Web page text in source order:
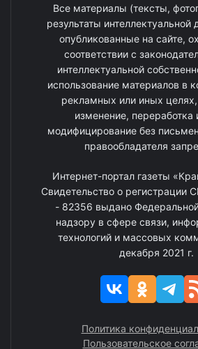
Все материалы (тексты,
результаты интеллектуальной
опубликованные на сайте,
соответствии с
интеллектуальной
использование материалов в
рекламных или иных
изменение, переработка
модифицирование без
правообладателя
Интернет-портал газеты
Свидетельство о
- 82356 выдано
надзору в сфере связи,
технологий и массовых
декабря 2021 г.
Политика
Пользовательское